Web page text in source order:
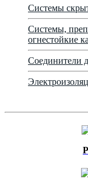
Системы
Системы,
огнестойкие
Соединители